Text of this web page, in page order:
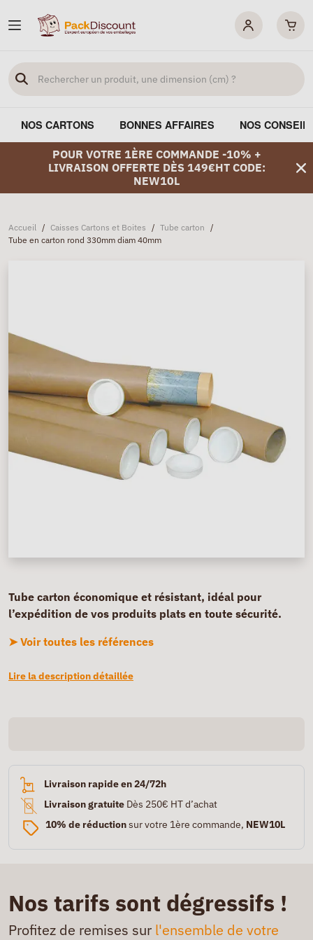
NOS CARTONS BONNES AFFAIRES NOS
POUR VOTRE 1ÈRE COMMANDE -10% +
LIVRAISON OFFERTE DÈS 149€HT CODE:
NEW10L
Accueil / Caisses Cartons et Boites / Tube carton /
Tube en carton rond 330mm diam 40mm
Tube carton économique et résistant, idéal pour
l’expédition de vos produits plats en toute sécurité.
➤ Voir toutes les références
Lire la description détaillée
Livraison rapide en 24/72h
Livraison gratuite Dès 250€ HT d’achat
10% de réductionsur votre 1ère commande, NEW10L
Nos tarifs sont dégressifs !
Profitez de remises sur l'ensemble de votre